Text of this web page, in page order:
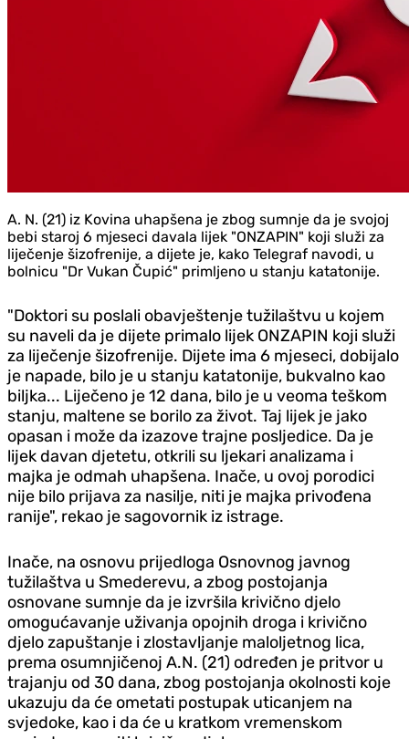
A. N. (21) iz Kovina uhapšena je zbog sumnje da je svojoj
bebi staroj 6 mjeseci davala lijek "ONZAPIN" koji služi za
liječenje šizofrenije, a dijete je, kako Telegraf navodi, u
bolnicu "Dr Vukan Čupić" primljeno u stanju katatonije.
"Doktori su poslali obavještenje tužilaštvu u kojem
su naveli da je dijete primalo lijek ONZAPIN koji služi
za liječenje šizofrenije. Dijete ima 6 mjeseci, dobijalo
je napade, bilo je u stanju katatonije, bukvalno kao
biljka... Liječeno je 12 dana, bilo je u veoma teškom
stanju, maltene se borilo za život. Taj lijek je jako
opasan i može da izazove trajne posljedice. Da je
lijek davan djetetu, otkrili su ljekari analizama i
majka je odmah uhapšena. Inače, u ovoj porodici
nije bilo prijava za nasilje, niti je majka privođena
ranije", rekao je sagovornik iz istrage.
Inače, na osnovu prijedloga Osnovnog javnog
tužilaštva u Smederevu, a zbog postojanja
osnovane sumnje da je izvršila krivično djelo
omogućavanje uživanja opojnih droga i krivično
djelo zapuštanje i zlostavljanje maloljetnog lica,
prema osumnjičenoj A.N. (21) određen je pritvor u
trajanju od 30 dana, zbog postojanja okolnosti koje
ukazuju da će ometati postupak uticanjem na
svjedoke, kao i da će u kratkom vremenskom